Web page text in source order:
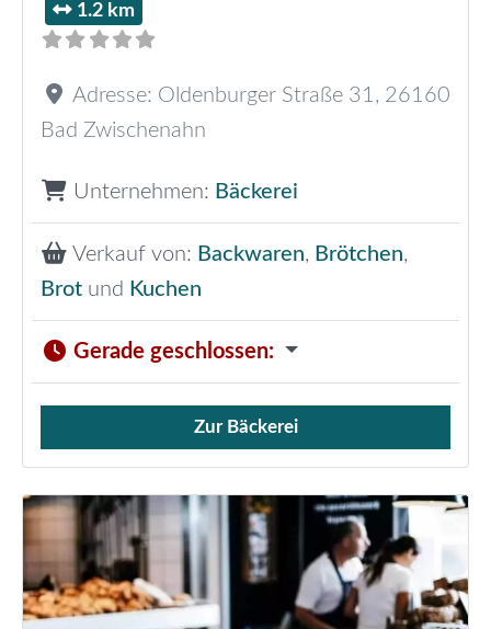
1.2 km
Adresse: Oldenburger Straße 31 , 26160
Bad Zwischenahn
Unternehmen: Bäckerei
Verkauf von: Backwaren, Brötchen,
Brot und Kuchen
Gerade geschlossen:
Verkauf von Brötchen,
Zur Bäckerei